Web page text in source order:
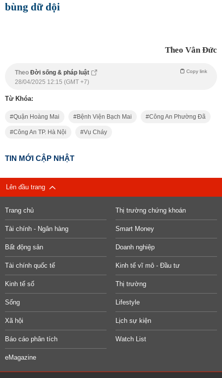
bùng dữ dội
Theo Vân Đức
Theo Đời sống & pháp luật Copy link
28/04/2025 12:15 (GMT +7)
Từ Khóa:
Quận Hoàng Mai Bệnh Viện Bạch Mai Công An Phường Đã
Công An TP. Hà Nội Vụ Cháy
TIN MỚI CẬP NHẬT
Lên đầu trang
Trang chủ Thị trường chứng khoán
Tài chính - Ngân hàng Smart Money
Bất động sản Doanh nghiệp
Tài chính quốc tế Kinh tế vĩ mô - Đầu tư
Kinh tế số Thị trường
Sống Lifestyle
Xã hội Lịch sự kiện
Báo cáo phân tích Watch List
eMagazine